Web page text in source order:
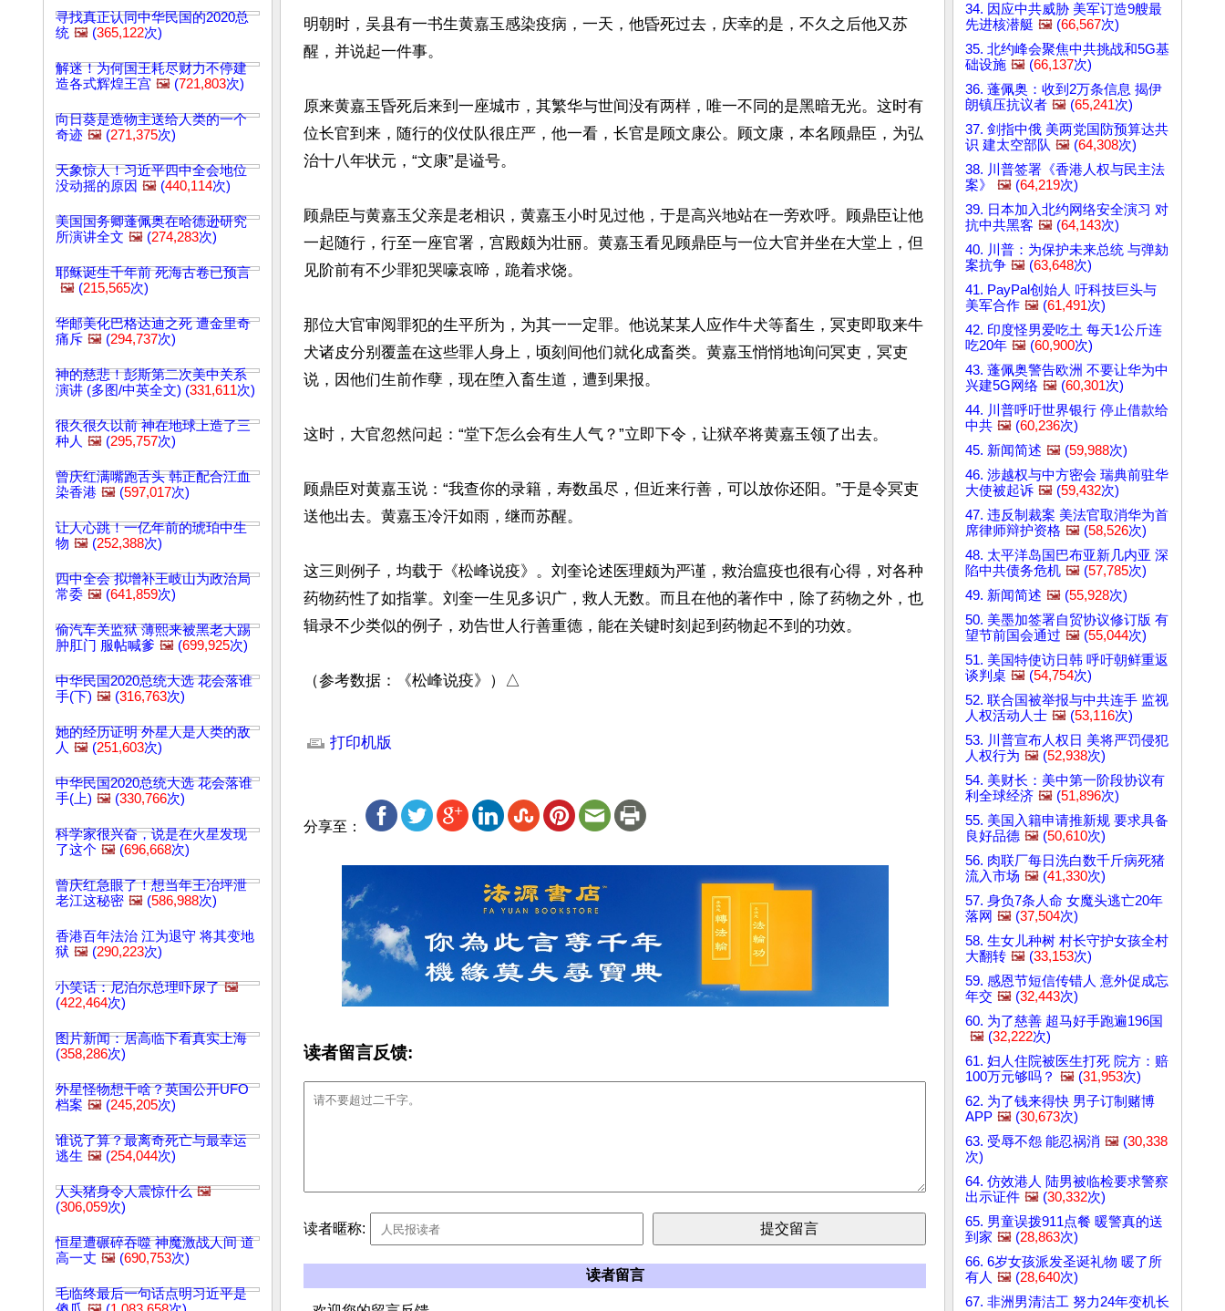
寻找真正认同中华民国的2020总
统 🖼️ (365,122次)
解迷！为何国王耗尽财力不停建
造各式辉煌王宫 🖼️ (721,803次)
向日葵是造物主送给人类的一个
奇迹 🖼️ (271,375次)
天象惊人！习近平四中全会地位
没动摇的原因 🖼️ (440,114次)
美国国务卿蓬佩奥在哈德逊研究
所演讲全文 🖼️ (274,283次)
耶稣诞生千年前 死海古卷已预言
🖼️ (215,565次)
华邮美化巴格达迪之死 遭金里奇
痛斥 🖼️ (294,737次)
神的慈悲！彭斯第二次美中关系
演讲 (多图/中英全文) (331,611次)
很久很久以前 神在地球上造了三
种人 🖼️ (295,757次)
曾庆红满嘴跑舌头 韩正配合江血
染香港 🖼️ (597,017次)
让人心跳！一亿年前的琥珀中生
物 🖼️ (252,388次)
四中全会 拟增补王岐山为政治局
常委 🖼️ (641,859次)
偷汽车关监狱 薄熙来被黑老大踢
肿肛门 服帖喊爹 🖼️ (699,925次)
中华民国2020总统大选 花会落谁
手(下) 🖼️ (316,763次)
她的经历证明 外星人是人类的敌
人 🖼️ (251,603次)
中华民国2020总统大选 花会落谁
手(上) 🖼️ (330,766次)
科学家很兴奋，说是在火星发现
了这个 🖼️ (696,668次)
曾庆红急眼了！想当年王冶坪泄
老江这秘密 🖼️ (586,988次)
香港百年法治 江为退守 将其变地
狱 🖼️ (290,223次)
小笑话：尼泊尔总理吓尿了 🖼️
(422,464次)
图片新闻：居高临下看真实上海
(358,286次)
外星怪物想干啥？英国公开UFO
档案 🖼️ (245,205次)
谁说了算？最离奇死亡与最幸运
逃生 🖼️ (254,044次)
人头猪身令人震惊什么 🖼️
(306,059次)
恒星遭碾碎吞噬 神魔激战人间 道
高一丈 🖼️ (690,753次)
毛临终最后一句话点明习近平是
明朝时，吴县有一书生黄嘉玉感染疫病，一天，他昏死过去，庆幸的是，不久之后他又苏
醒，并说起一件事。
原来黄嘉玉昏死后来到一座城巿，其繁华与世间没有两样，唯一不同的是黑暗无光。这时有
位长官到来，随行的仪仗队很庄严，他一看，长官是顾文康公。顾文康，本名顾鼎臣，为弘
治十八年状元，“文康”是谥号。
顾鼎臣与黄嘉玉父亲是老相识，黄嘉玉小时见过他，于是高兴地站在一旁欢呼。顾鼎臣让他
一起随行，行至一座官署，宫殿颇为壮丽。黄嘉玉看见顾鼎臣与一位大官并坐在大堂上，但
见阶前有不少罪犯哭嚎哀啼，跪着求饶。
那位大官审阅罪犯的生平所为，为其一一定罪。他说某某人应作牛犬等畜生，冥吏即取来牛
犬诸皮分别覆盖在这些罪人身上，顷刻间他们就化成畜类。黄嘉玉悄悄地询问冥吏，冥吏
说，因他们生前作孽，现在堕入畜生道，遭到果报。
这时，大官忽然问起：“堂下怎么会有生人气？”立即下令，让狱卒将黄嘉玉领了出去。
顾鼎臣对黄嘉玉说：“我查你的录籍，寿数虽尽，但近来行善，可以放你还阳。”于是令冥吏
送他出去。黄嘉玉冷汗如雨，继而苏醒。
这三则例子，均载于《松峰说疫》。刘奎论述医理颇为严谨，救治瘟疫也很有心得，对各种
药物药性了如指掌。刘奎一生见多识广，救人无数。而且在他的著作中，除了药物之外，也
辑录不少类似的例子，劝告世人行善重德，能在关键时刻起到药物起不到的功效。
（参考数据：《松峰说疫》）△
打印机版
分享至：
读者留言反馈:
读者暱称:
读者留言
34. 因应中共威胁 美军订造9艘最
先进核潜艇 🖼️ (66,567次)
35. 北约峰会聚焦中共挑战和5G基
础设施 🖼️ (66,137次)
36. 蓬佩奥：收到2万条信息 揭伊
朗镇压抗议者 🖼️ (65,241次)
37. 剑指中俄 美两党国防预算达共
识 建太空部队 🖼️ (64,308次)
38. 川普签署《香港人权与民主法
案》
🖼️ (64,219次)
39. 日本加入北约网络安全演习 对
抗中共黑客 🖼️ (64,143次)
40. 川普：为保护未来总统 与弹劾
案抗争 🖼️ (63,648次)
41. PayPal创始人 吁科技巨头与
美军合作 🖼️ (61,491次)
42. 印度怪男爱吃土 每天1公斤连
吃20年 🖼️ (60,900次)
43. 蓬佩奥警告欧洲 不要让华为中
兴建5G网络 🖼️ (60,301次)
44. 川普呼吁世界银行 停止借款给
中共 🖼️ (60,236次)
45. 新闻简述 🖼️ (59,988次)
46. 涉越权与中方密会 瑞典前驻华
大使被起诉 🖼️ (59,432次)
47. 违反制裁案 美法官取消华为首
席律师辩护资格 🖼️ (58,526次)
48. 太平洋岛国巴布亚新几内亚 深
陷中共债务危机 🖼️ (57,785次)
49. 新闻简述 🖼️ (55,928次)
50. 美墨加签署自贸协议修订版 有
望节前国会通过 🖼️ (55,044次)
51. 美国特使访日韩 呼吁朝鲜重返
谈判桌 🖼️ (54,754次)
52. 联合国被举报与中共连手 监视
人权活动人士 🖼️ (53,116次)
53. 川普宣布人权日 美将严罚侵犯
人权行为 🖼️ (52,938次)
54. 美财长：美中第一阶段协议有
利全球经济 🖼️ (51,896次)
55. 美国入籍申请推新规 要求具备
良好品德 🖼️ (50,610次)
56. 肉联厂每日洗白数千斤病死猪
流入市场 🖼️ (41,330次)
57. 身负7条人命 女魔头逃亡20年
落网 🖼️ (37,504次)
58. 生女儿种树 村长守护女孩全村
大翻转 🖼️ (33,153次)
59. 感恩节短信传错人 意外促成忘
年交 🖼️ (32,443次)
60. 为了慈善 超马好手跑遍196国
🖼️ (32,222次)
61. 妇人住院被医生打死 院方：赔
100万元够吗？ 🖼️ (31,953次)
62. 为了钱来得快 男子订制赌博
APP 🖼️ (30,673次)
63. 受辱不怨 能忍祸消 🖼️ (30,338
次)
64. 仿效港人 陆男被临检要求警察
出示证件 🖼️ (30,332次)
65. 男童误拨911点餐 暖警真的送
到家 🖼️ (28,863次)
66. 6岁女孩派发圣诞礼物 暖了所
有人 🖼️ (28,640次)
67. 非洲男清洁工 努力24年变机长